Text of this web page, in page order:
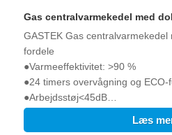
Gas centralvarmekedel med
GASTEK Gas
fordele
●Varmeeffektivitet: >90 %
●24 timers overvågning og
●Arbejdsstøj<45dB
●Kørespændingen er så lav som
●Opstartsvandtrykket er så lavt
Læs